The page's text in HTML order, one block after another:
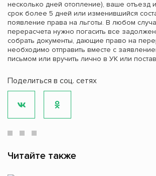
несколько дней отопление), ваше отъезд
срок более 5 дней или изменившийся
появление права на льготы. В любом
перерасчета нужно погасить все
собрать документы, дающие право на
необходимо отправить вместе с
письмом или вручить лично в УК или
Поделиться в соц. сетях
Читайте также